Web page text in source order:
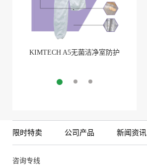
KIMTECH A5无菌洁净室防护
限时特卖 公司产品 新闻资讯
咨询专线